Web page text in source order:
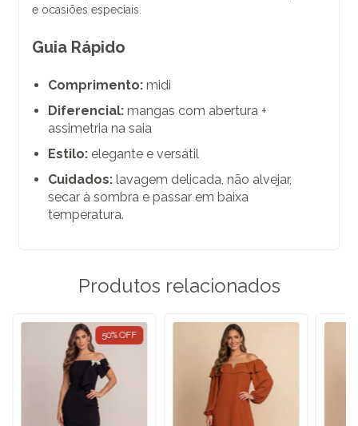
e ocasiões especiais.
Guia Rápido
Comprimento: midi
Diferencial: mangas com abertura +
assimetria na saia
Estilo: elegante e versátil
Cuidados: lavagem delicada, não alvejar,
secar à sombra e passar em baixa
temperatura.
Produtos relacionados
50%OFF